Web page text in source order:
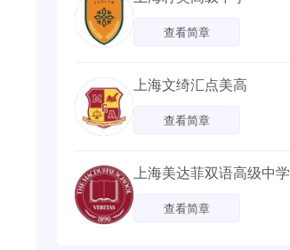
查看简章
上海文绮汇点美高
查看简章
上海美达菲双语高级中学
查看简章